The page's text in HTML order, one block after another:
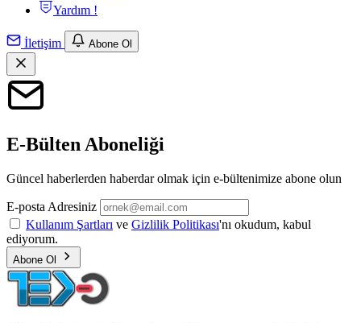
Yardım !
İletişim Abone Ol
E-Bülten Aboneliği
Güncel haberlerden haberdar olmak için e-bültenimize abone olun
E-posta Adresiniz
Kullanım Şartları ve Gizlilik Politikası'nı okudum, kabul
ediyorum.
Abone Ol